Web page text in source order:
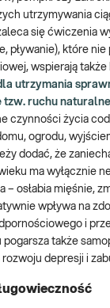
utrzymywania
się ćwiczenia
pływanie), które
wspierają także
utrzymania
ruchu
czynności życia
ogrodu,
dodać, że
ma wyłącznie
– osłabia mięśnie,
wpływa na
i
także
depresji i